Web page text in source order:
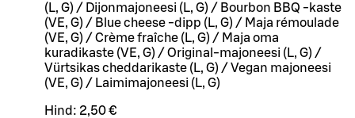
(L, G) / Dijonmajoneesi (L, G) / Bourbon BBQ -kaste
(VE, G) / Blue cheese -dipp (L, G) / Maja rémoulade
(VE, G) / Crème fraîche (L, G) / Maja oma
kuradikaste (VE, G) / Original-majoneesi (L, G) /
Vürtsikas cheddarikaste (L, G) / Vegan majoneesi
(VE, G) / Laimimajoneesi (L, G)
Hind: 2,50 €